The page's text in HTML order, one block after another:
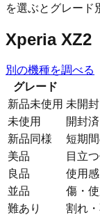
を選ぶとグレード
Xperia XZ2
別の機種を調べる
グレード
新品未使用 未開
未使用
開封
新品同様
短期
美品
目立
良品
使用
並品
傷・
難あり
割れ